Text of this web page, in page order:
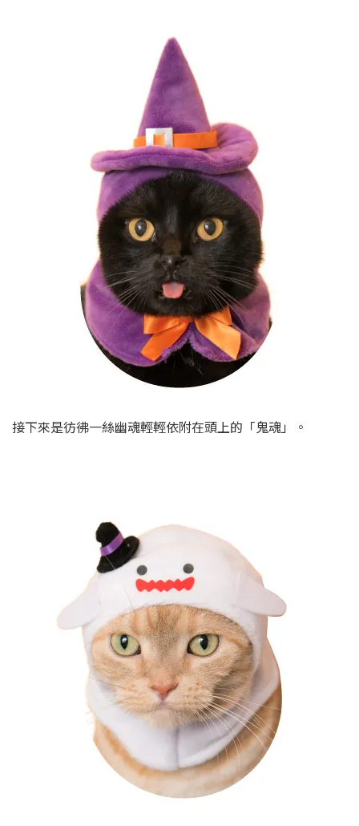
接下來是彷彿一絲幽魂輕輕依附在頭上的「鬼魂」。